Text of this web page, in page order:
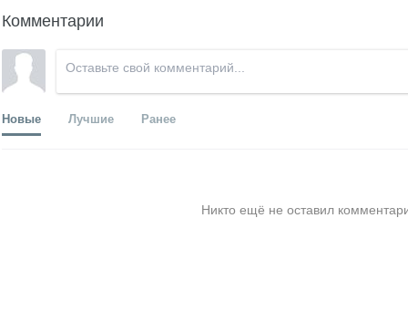
Комментарии
Новые Лучшие Ранее
Никто ещё не оставил